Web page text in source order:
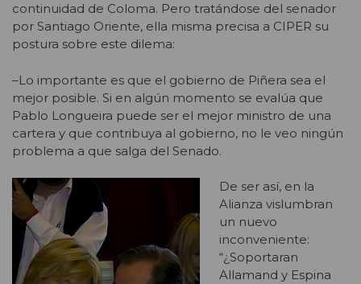
continuidad de Coloma. Pero tratándose del senador
por Santiago Oriente, ella misma precisa a CIPER su
postura sobre este dilema:
–Lo importante es que el gobierno de Piñera sea el
mejor posible. Si en algún momento se evalúa que
Pablo Longueira puede ser el mejor ministro de una
cartera y que contribuya al gobierno, no le veo ningún
problema a que salga del Senado.
De ser así, en la
Alianza vislumbran
un nuevo
inconveniente:
“¿Soportaran
Allamand y Espina